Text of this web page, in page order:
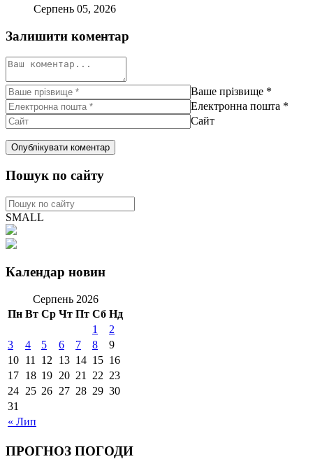
Серпень 05, 2026
Залишити коментар
Ваше прізвище *
Електронна пошта *
Сайт
Пошук по сайту
SMALL
Календар новин
Серпень 2026
Пн Вт Ср Чт Пт Сб Нд
« Лип
1
2
3
4 5 6 7 8
9
10 11 12 13 14 15 16
17 18 19 20 21 22 23
24 25 26 27 28 29 30
31
ПРОГНОЗ ПОГОДИ